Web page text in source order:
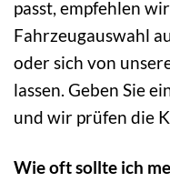
passt, empfehlen
Fahrzeugauswahl
oder sich von
lassen. Geben Sie
und wir prüfen die
Wie oft sollte ich